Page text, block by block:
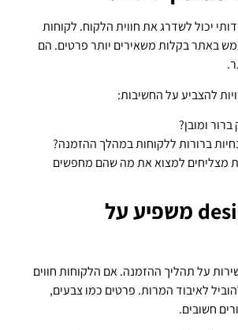
יכול לשדרג את חווית הלקוח. לקוחות
באתר בקלות משאירים יותר פרטים. הם
להצביע על החשיבות:
ומובן?
ברורות ללקוחות במהלך ההזמנה?
מצליחים למצוא את מה שהם מחפשים
איך הת design משפיע על
על תהליך ההזמנה. אם הלקוחות חווים
לאיבוד המרות. פרטים כמו צבעים,
חשובים.